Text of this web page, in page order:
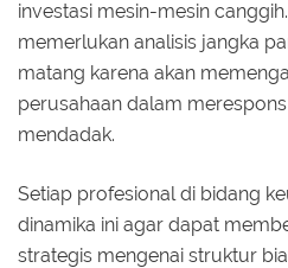
investasi mesin-mesin
memerlukan analisis jangka
matang karena akan
perusahaan dalam
mendadak.
Setiap profesional di bidang
dinamika ini agar dapat
strategis mengenai struktur